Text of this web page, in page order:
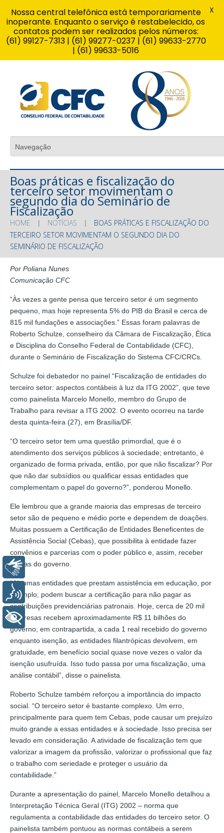
Boas práticas e fiscalização do
terceiro setor movimentam o
segundo dia do Seminário de
Fiscalização
HOME NOTÍCIAS
BOAS PRÁTICAS E FISCALIZAÇÃO DO
TERCEIRO SETOR MOVIMENTAM O SEGUNDO DIA DO
SEMINÁRIO DE FISCALIZAÇÃO
Por Poliana Nunes
Comunicação CFC
“Às vezes a gente pensa que terceiro setor é um segmento
pequeno, mas hoje representa 5% do PIB do Brasil e cerca de
815 mil fundações e associações.” Essas foram palavras de
Roberto Schulze, conselheiro da Câmara de Fiscalização, Ética
e Disciplina do Conselho Federal de Contabilidade (CFC),
durante o Seminário de Fiscalização do Sistema CFC/CRCs.
Schulze foi debatedor no painel “Fiscalização de entidades do
terceiro setor: aspectos contábeis à luz da ITG 2002”, que teve
como painelista Marcelo Monello, membro do Grupo de
Trabalho para revisar a ITG 2002. O evento ocorreu na tarde
desta quinta-feira (27), em Brasília/DF.
“O terceiro setor tem uma questão primordial, que é o
atendimento dos serviços públicos à sociedade; entretanto, é
organizado de forma privada, então, por que não fiscalizar? Por
que não dar subsídios ou qualificar essas entidades que
complementam o papel do governo?”, ponderou Monello.
Ele lembrou que a grande maioria das empresas de terceiro
setor são de pequeno e médio porte e dependem de doações.
Muitas possuem a Certificação de Entidades Beneficentes de
Assistência Social (Cebas), que possibilita à entidade fazer
convênios e parcerias com o poder público e, assim, receber
verbas do governo.
“Algumas entidades que prestam assistência em educação, por
exemplo, podem buscar a certificação para não pagar as
contribuições previdenciárias patronais. Hoje, cerca de 20 mil
empresas recebem aproximadamente R$ 11 bilhões do
governo; em contrapartida, a cada 1 real recebido do governo
enquanto isenção, as entidades filantrópicas devolvem, em
gratuidade, em benefício social quase nove vezes o valor da
isenção usufruída. Isso tudo passa por uma fiscalização, uma
análise contábil”, disse o painelista.
Roberto Schulze também reforçou a importância do impacto
social. “O terceiro setor é bastante complexo. Um erro,
principalmente para quem tem Cebas, pode causar um prejuízo
muito grande a essas entidades e à sociedade. Isso precisa ser
levado em consideração. A atividade de fiscalização tem que
valorizar a imagem da profissão, valorizar o profissional que faz
o trabalho com seriedade e proteger o usuário da
contabilidade.”
Durante a apresentação do painel, Marcelo Monello detalhou a
Interpretação Técnica Geral (ITG) 2002 – norma que
regulamenta a contabilidade das entidades do terceiro setor. O
painelista também pontuou as normas contábeis a serem
Nossa central telefônica está temporariamente
inoperante. Enquanto o serviço é restabelecido, os
contatos podem ser realizados pelos números:
(61) 99127-7313 | (61) 99277-0237 | (61) 99633-2770
| (61) 99633-5016
X
Libras
Voz
+ Acessibilidade